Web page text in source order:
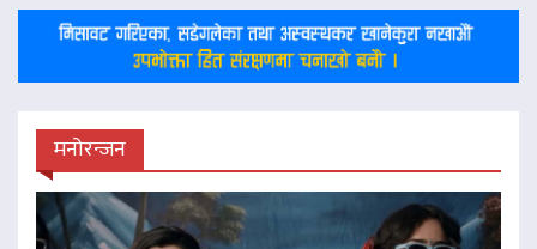
मनोरन्जन